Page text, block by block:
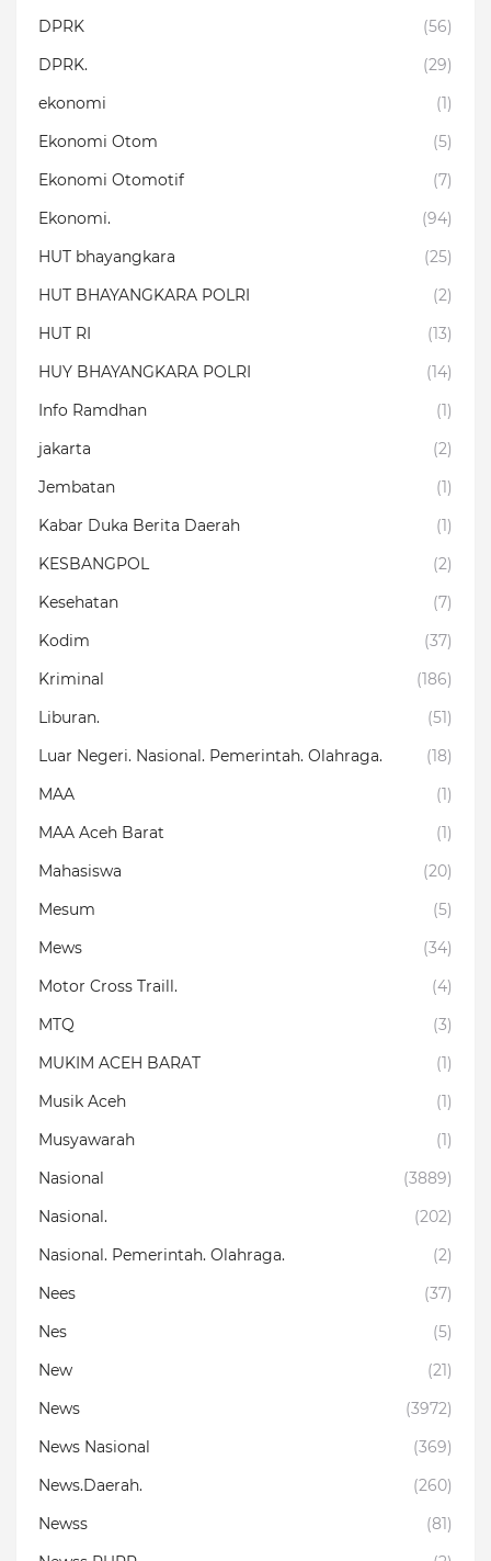
DPRK
(56)
DPRK.
(29)
ekonomi
(1)
Ekonomi Otom
(5)
Ekonomi Otomotif
(7)
Ekonomi.
(94)
HUT bhayangkara
(25)
HUT BHAYANGKARA POLRI
(2)
HUT RI
(13)
HUY BHAYANGKARA POLRI
(14)
Info Ramdhan
(1)
jakarta
(2)
Jembatan
(1)
Kabar Duka Berita Daerah
(1)
KESBANGPOL
(2)
Kesehatan
(7)
Kodim
(37)
Kriminal
(186)
Liburan.
(51)
Luar Negeri. Nasional. Pemerintah. Olahraga.
(18)
MAA
(1)
MAA Aceh Barat
(1)
Mahasiswa
(20)
Mesum
(5)
Mews
(34)
Motor Cross Traill.
(4)
MTQ
(3)
MUKIM ACEH BARAT
(1)
Musik Aceh
(1)
Musyawarah
(1)
Nasional
(3889)
Nasional.
(202)
Nasional. Pemerintah. Olahraga.
(2)
Nees
(37)
Nes
(5)
New
(21)
News
(3972)
News Nasional
(369)
News.Daerah.
(260)
Newss
(81)